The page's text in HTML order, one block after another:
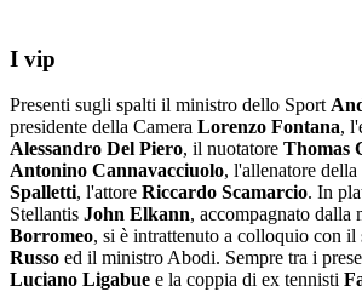
I vip
Presenti sugli spalti il ministro dello Sport
presidente della Camera Lorenzo Fontana,
Alessandro Del Piero, il nuotatore Thomas
Antonino Cannavacciuolo, l'allenatore della
Spalletti, l'attore Riccardo Scamarcio. In
Stellantis John Elkann, accompagnato dalla
Borromeo, si è intrattenuto a colloquio con il
Russo ed il ministro Abodi. Sempre tra i
Luciano Ligabue e la coppia di ex tennisti